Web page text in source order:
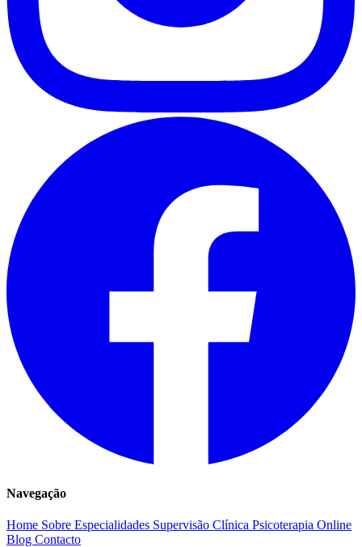
Navegação
Home Sobre Especialidades Supervisão Clínica Psicoterapia Online
Blog Contacto